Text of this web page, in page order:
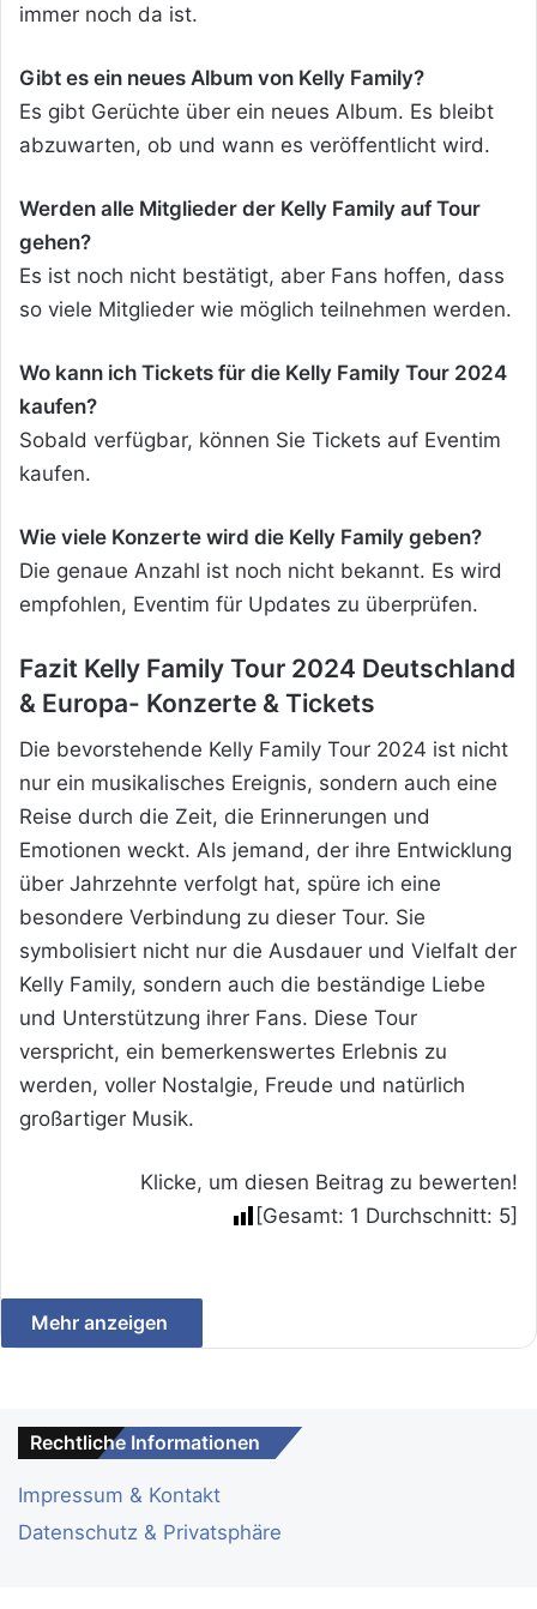
immer noch da ist.
Gibt es ein neues Album von Kelly Family?
Es gibt Gerüchte über ein neues Album. Es bleibt
abzuwarten, ob und wann es veröffentlicht wird.
Werden alle Mitglieder der Kelly Family auf Tour
gehen?
Es ist noch nicht bestätigt, aber Fans hoffen, dass
so viele Mitglieder wie möglich teilnehmen werden.
Wo kann ich Tickets für die Kelly Family Tour 2024
kaufen?
Sobald verfügbar, können Sie Tickets auf Eventim
kaufen.
Wie viele Konzerte wird die Kelly Family geben?
Die genaue Anzahl ist noch nicht bekannt. Es wird
empfohlen, Eventim für Updates zu überprüfen.
Fazit Kelly Family Tour 2024 Deutschland
& Europa- Konzerte & Tickets
Die bevorstehende Kelly Family Tour 2024 ist nicht
nur ein musikalisches Ereignis, sondern auch eine
Reise durch die Zeit, die Erinnerungen und
Emotionen weckt. Als jemand, der ihre Entwicklung
über Jahrzehnte verfolgt hat, spüre ich eine
besondere Verbindung zu dieser Tour. Sie
symbolisiert nicht nur die Ausdauer und Vielfalt der
Kelly Family, sondern auch die beständige Liebe
und Unterstützung ihrer Fans. Diese Tour
verspricht, ein bemerkenswertes Erlebnis zu
werden, voller Nostalgie, Freude und natürlich
großartiger Musik.
Klicke, um diesen Beitrag zu bewerten!
[Gesamt: 1 Durchschnitt: 5]
Mehr anzeigen
Rechtliche Informationen
Impressum & Kontakt
Datenschutz & Privatsphäre